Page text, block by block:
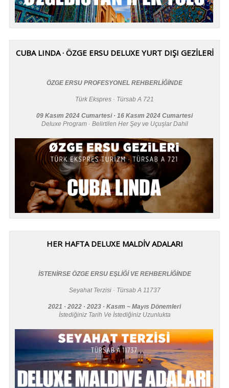
CUBA LINDA · ÖZGE ERSU DELUXE YURT DIŞI GEZİLERİ
ÖZGE ERSU PROFESYONEL REHBERLİĞİNDE
Türk Ekspres · Türsab A 721
09 Kasım 2024 Cumartesi · 16 Kasım 2024 Cumartesi
Deluxe Program · Belirtilen Her Şey ve Uçuşlar Dahil
HER HAFTA DELUXE MALDİV ADALARI
İSTENİRSE ÖZGE ERSU EŞLİĞİ VE REHBERLİĞİNDE
Seyahat Terzisi · Türsab A 11737
2021 · 2022 · 2023 · Kasım ~ Mayıs Dönemleri
İstediğiniz Tarih Ve İstediğiniz Uzunlukta